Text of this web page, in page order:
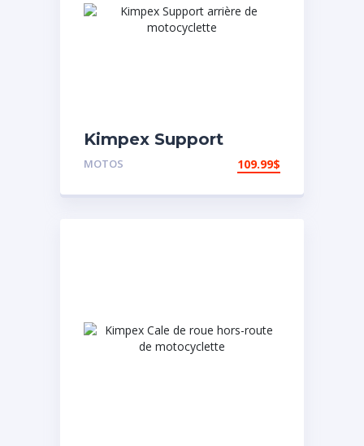
Kimpex Support
arrière de
MOTOS 109.99$